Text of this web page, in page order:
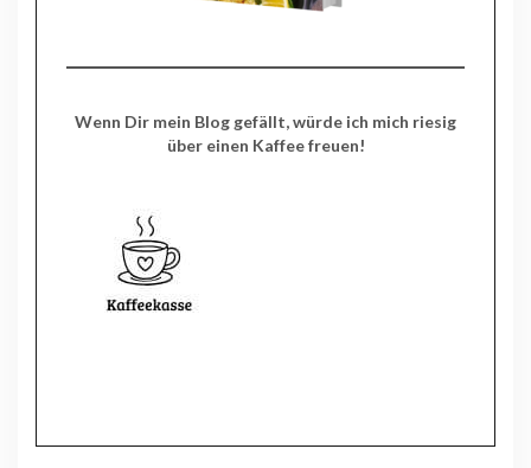
Wenn Dir mein Blog gefällt, würde ich mich riesig
über einen Kaffee freuen!